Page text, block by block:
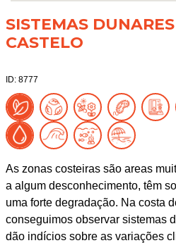
SISTEMAS
CASTELO
ID: 8777
As zonas costeiras são areas
a algum desconhecimento, têm
uma forte degradação. Na costa
conseguimos observar sistemas
dão indícios sobre as variações